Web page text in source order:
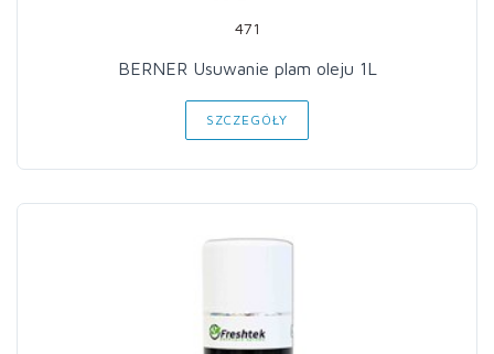
471
BERNER Usuwanie plam oleju 1L
SZCZEGÓŁY